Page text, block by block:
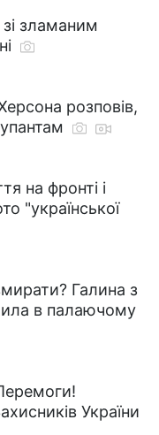
зламаним
розповів,
на фронті і
"української
Галина з
в палаючому
України